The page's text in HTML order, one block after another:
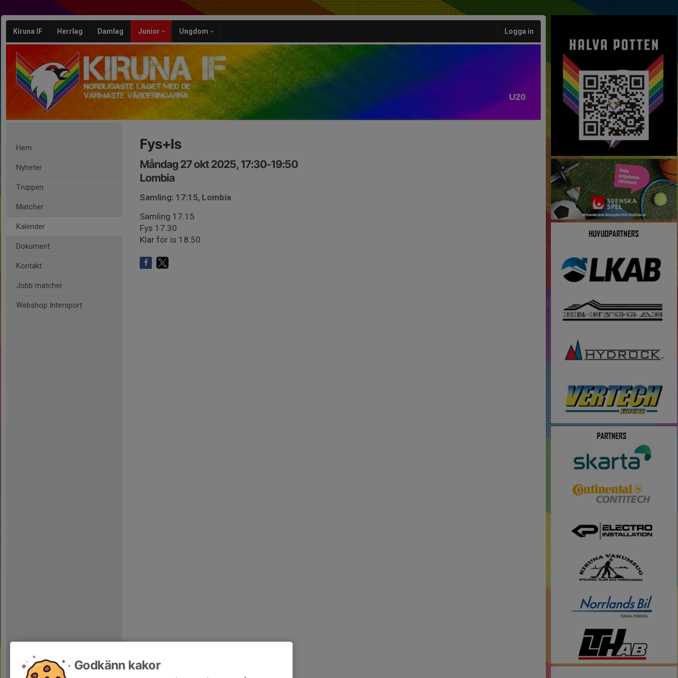
Kiruna IF Herrlag Damlag Junior Ungdom Logga in
U20
Hem
Nyheter
Truppen
Matcher
Kalender
Dokument
Kontakt
Jobb matcher
Webshop Intersport
Fys+Is
Måndag 27 okt 2025, 17:30-19:50
Lombia
Samling: 17:15, Lombia
Samling 17.15
Fys 17.30
Klar för is 18.50
Godkänn kakor